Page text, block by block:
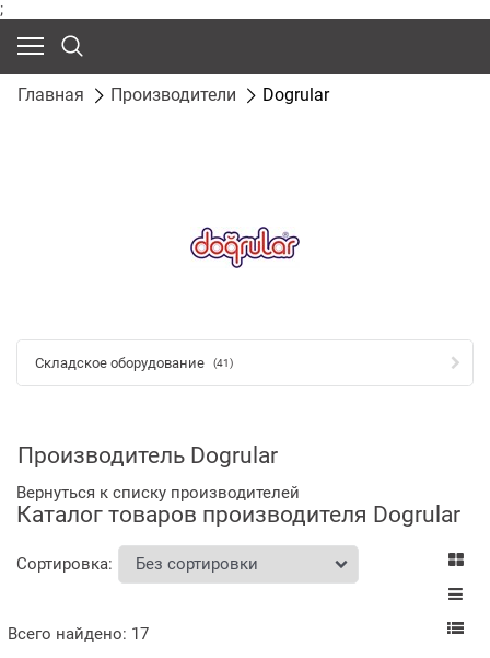
;
Главная Производители Dogrular
Складское оборудование (41)
Производитель Dogrular
Вернуться к списку производителей
Каталог товаров производителя Dogrular
Сортировка:
Всего найдено: 17